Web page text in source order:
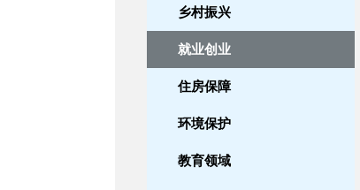
乡村振兴
就业创业
住房保障
环境保护
教育领域